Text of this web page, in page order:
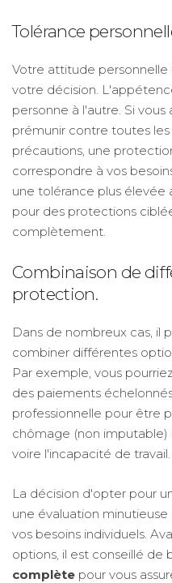
Tolérance
Votre attitude personnelle
votre décision.
personne à l'autre. Si
prémunir contre toutes
précautions, une
correspondre à vos
une tolérance plus élevée
pour des protections
complètement.
Combinaison de
protection.
Dans de nombreux cas, il
combiner différentes
Par exemple, vous
des paiements
professionnelle pour être
chômage (non imputable)
voire l'incapacité de travail.
La décision d'opter pour
une évaluation
vos besoins individuels.
options, il est conseillé de
complète pour vous